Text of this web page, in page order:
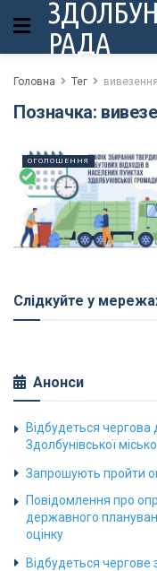
РАДА
Головна Тег
Позначка:
ОГОЛОШЕННЯ
Слідкуйте у
Анонси
Відбудеться чергова
Здолбунівської
Запрошують пройти
Повідомлення про
державного
оцінку
Відбудеться чергове